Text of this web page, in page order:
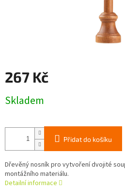
267 Kč
cena:
Skladem
Přidat do košíku
Dřevěný nosník pro vytvoření dvojité
montážního materiálu.
Detailní informace